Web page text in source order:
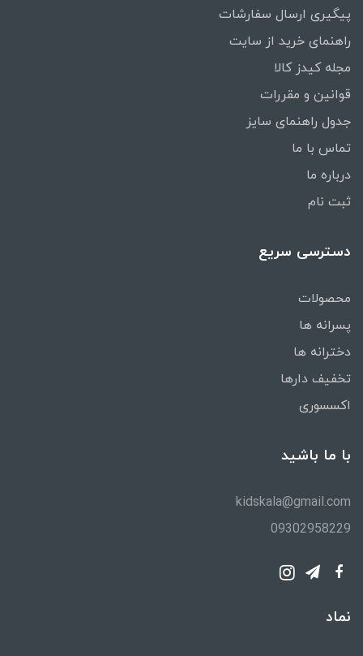
پیگیری ارسال سفارشات
راهنمای خرید از سایت
مجله کیدز کالا
قوانین و مقررات
جدول راهنمای سایز
تماس با ما
درباره ما
ثبت نام
دسترسی سریع
محصولات
پسرانه ها
دخترانه ها
تخفیف دارها
اکسسوری
با ما باشید
kidskala@gmail.com
09302958229
نماد